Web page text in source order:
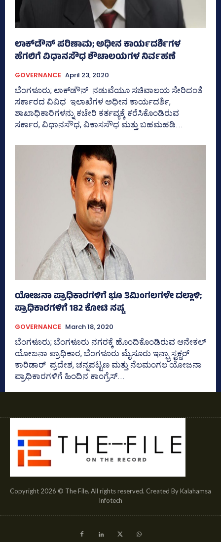
ಲಾಕ್‌ಡೌನ್‌ ಪರಿಣಾಮ; ಅಧೀನ ಕಾರ್ಯದರ್ಶಿಗಳ
ಹೆಗಲಿಗೆ ವಿಧಾನಸೌಧ ಶೌಚಾಲಯಗಳ ನಿರ್ವಹಣೆ
GOVERNANCE April 23, 2020
ಬೆಂಗಳೂರು; ಲಾಕ್‌ಡೌನ್‌ ನಡುವೆಯೂ ಸಚಿವಾಲಯ ಸೇರಿದಂತೆ
ಸರ್ಕಾರದ ವಿವಿಧ ಇಲಾಖೆಗಳ ಅಧೀನ ಕಾರ್ಯದರ್ಶಿ,
ಶಾಖಾಧಿಕಾರಿಗಳನ್ನು ಕಚೇರಿ ಕರ್ತವ್ಯಕ್ಕೆ ಕರೆಸಿಕೊಂಡಿರುವ
ಸರ್ಕಾರ, ವಿಧಾನಸೌಧ, ವಿಕಾಸಸೌಧ ಮತ್ತು ಬಹಮಹಡಿ...
ಯೋಜನಾ ಪ್ರಾಧಿಕಾರಗಳಿಗೆ ಭೂ ತಿಮಿಂಗಲಗಳೇ ದಲ್ಲಾಳಿ;
ಪ್ರಾಧಿಕಾರಗಳಿಗೆ 182 ಕೋಟಿ ನಷ್ಟ
GOVERNANCE March 18, 2020
ಬೆಂಗಳೂರು; ಬೆಂಗಳೂರು ನಗರಕ್ಕೆ ಹೊಂದಿಕೊಂಡಿರುವ ಆನೇಕಲ್‌
ಯೋಜನಾ ಪ್ರಾಧಿಕಾರ, ಬೆಂಗಳೂರು ಮೈಸೂರು ಇನ್ಫ್ರಾಸ್ಟಕ್ಚರ್‌
ಕಾರಿಡಾರ್‌ ಪ್ರದೇಶ, ಚನ್ನಪಟ್ಟಣ ಮತ್ತು ನೆಲಮಂಗಲ ಯೋಜನಾ
ಪ್ರಾಧಿಕಾರಗಳಿಗೆ ಹಿಂದಿನ ಕಾಂಗ್ರೆಸ್‌...
Copyright 2026 © The File. All rights reserved. Created By Kalahamsa
Infotech